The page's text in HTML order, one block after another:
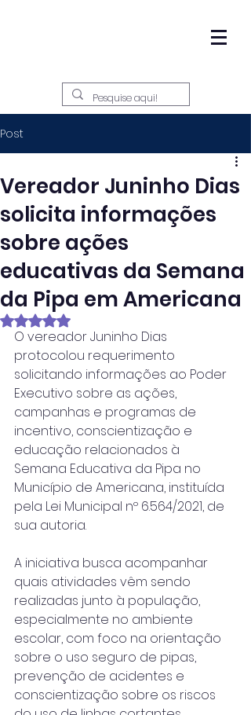
Post
Vereador Juninho Dias
solicita informações
sobre ações
educativas da Semana
da Pipa em Americana
Avaliado com NaN de 5 estrelas.
O vereador Juninho Dias
protocolou requerimento
solicitando informações ao Poder
Executivo sobre as ações,
campanhas e programas de
incentivo, conscientização e
educação relacionados à
Semana Educativa da Pipa no
Município de Americana, instituída
pela Lei Municipal nº 6.564/2021, de
sua autoria.
A iniciativa busca acompanhar
quais atividades vêm sendo
realizadas junto à população,
especialmente no ambiente
escolar, com foco na orientação
sobre o uso seguro de pipas,
prevenção de acidentes e
conscientização sobre os riscos